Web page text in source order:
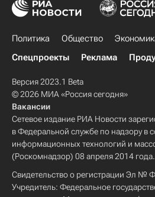
Политика Общество
Спецпроекты
Реклама
Версия 2023.1 Beta
© 2026 МИА «Россия сегодня»
Вакансии
Сетевое издание РИА Новости
в Федеральной службе по надзору в
информационных технологий и
(Роскомнадзор) 08 апреля 2014 года.
Свидетельство о регистрации Эл №
Учредитель: Федеральное